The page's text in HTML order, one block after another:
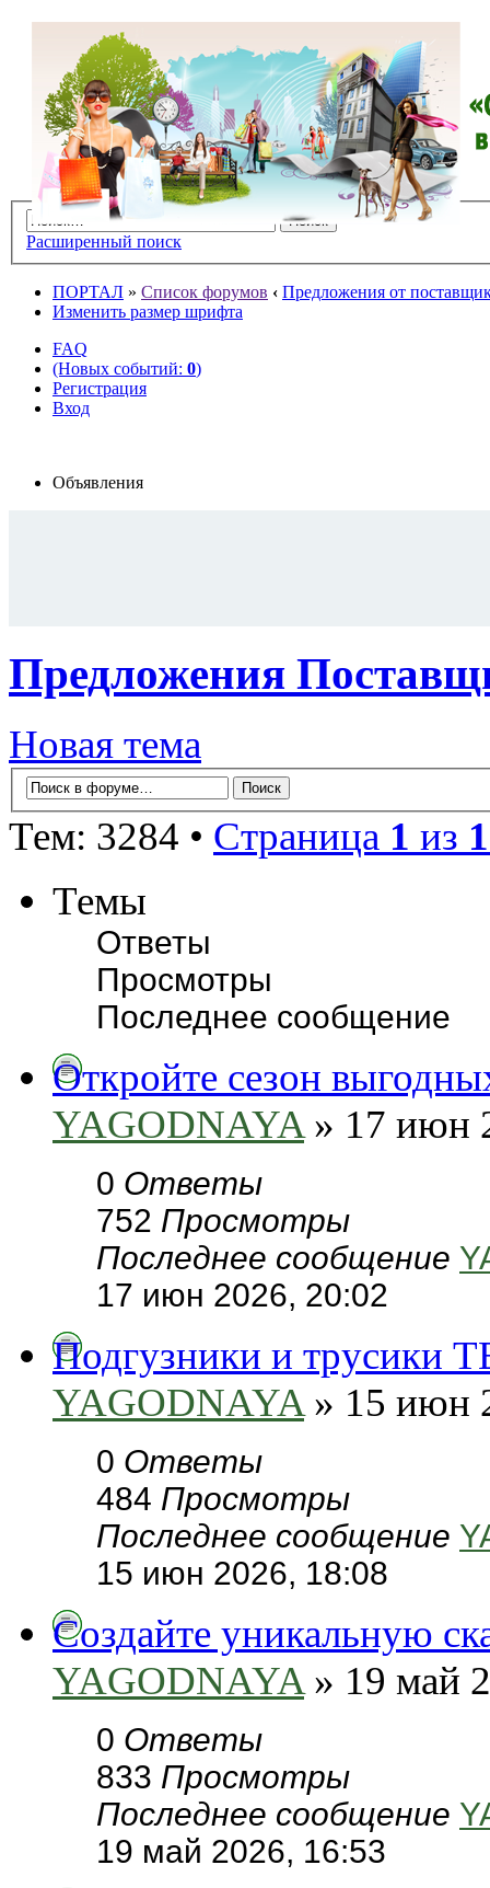
Расширенный поиск
ПОРТАЛ » Список форумов ‹ Предложения от
Изменить размер шрифта
FAQ
(Новых событий: 0)
Регистрация
Вход
Объявления
Предложения
Новая тема
Тем: 3284 • Страница 1 из
Темы
Ответы
Просмотры
Последнее сообщение
Откройте сезон
YAGODNAYA» 17 июн
0 Ответы
752 Просмотры
Последнее сообщение
17 июн 2026, 20:02
Подгузники и трусики
YAGODNAYA» 15 июн
0 Ответы
484 Просмотры
Последнее сообщение
15 июн 2026, 18:08
Создайте уникальную
YAGODNAYA» 19 май
0 Ответы
833 Просмотры
Последнее сообщение
19 май 2026, 16:53